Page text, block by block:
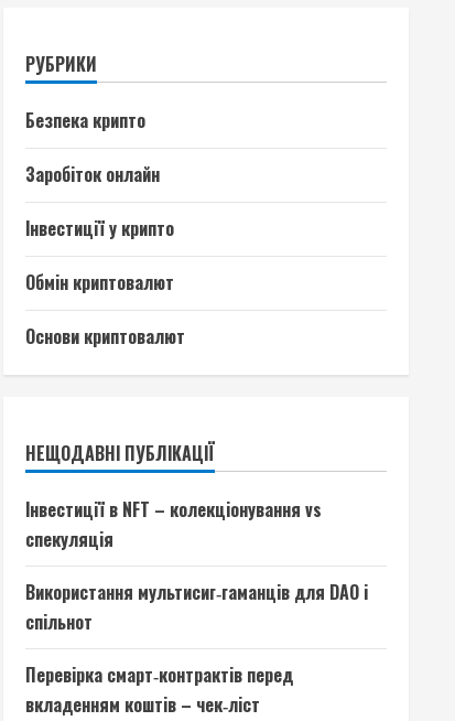
РУБРИКИ
Безпека крипто
Заробіток онлайн
Інвестиції у крипто
Обмін криптовалют
Основи криптовалют
НЕЩОДАВНІ ПУБЛІКАЦІЇ
Інвестиції в NFT – колекціонування vs
спекуляція
Використання мультисиг‑гаманців для DAO і
спільнот
Перевірка смарт‑контрактів перед
вкладенням коштів – чек‑ліст